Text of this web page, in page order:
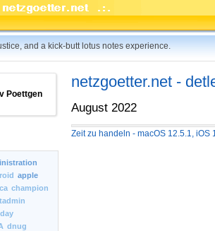
and a kick-butt lotus notes experience.
Poettgen
apple
ca champion
dnug
netzgoetter.net -
August 2022
Zeit zu handeln - macOS 12.5.1,